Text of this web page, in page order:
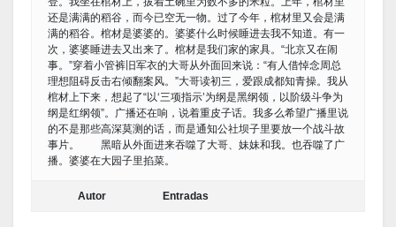
还是满满的稻谷，而今已空无一物。过了今年，棺材里又会是满
满的稻谷。棺材是婆婆的。婆婆什么时候睡进去我不知道。有一
次，婆婆睡进去又出来了。棺材是我们家的家具。“北京又在闹
事。”穿着小管裤旧军衣的大哥从外面回来说：“有人借悼念周总
理想阻碍反击右倾翻案风。”大哥读初三，爱跟成都知青操。我从
棺材上下来，想起了“以‘三项指示’为纲是黑纲领，以阶级斗争为
纲是红纲领”。广播还在响，说着重皮子话。我多么希望广播里说
的不是那些高深莫测的话，而是通知公社坝子里要放一个战斗故
事片。 黑暗从外面进来吞噬了大哥、妹妹和我。也吞噬了广
播。婆婆在大园子里掐菜。
Autor Entradas